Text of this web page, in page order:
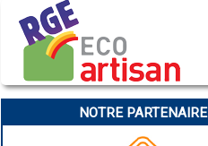
Narbonne
Rodez
Marseille
Caen
Angoulême
La Rochelle
Brive-la-GaillardeNOTRE PARTENAIRE